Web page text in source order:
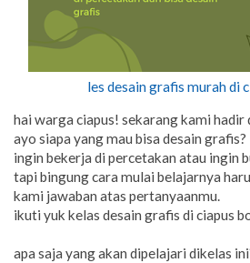
les desain grafis murah di
hai warga ciapus! sekarang kami hadir
ayo siapa yang mau bisa desain grafis?
ingin bekerja di percetakan atau ingin
tapi bingung cara mulai belajarnya
kami jawaban atas pertanyaanmu.
ikuti yuk kelas desain grafis di ciapus
apa saja yang akan dipelajari dikelas